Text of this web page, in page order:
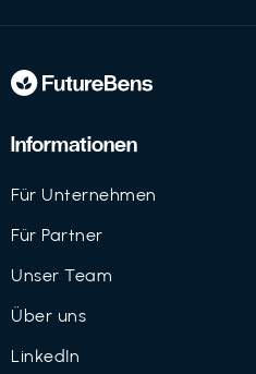
Informationen
Für Unternehmen
Für Partner
Unser Team
Über uns
LinkedIn